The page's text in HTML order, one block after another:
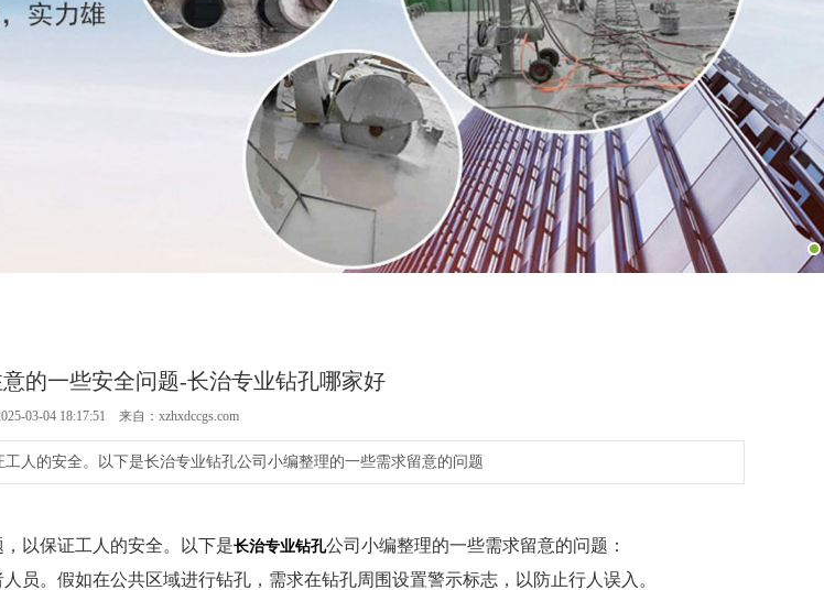
的一些安全问题-长治专业钻孔哪家好
03-04 18:17:51 来自：xzhxdccgs.com
人的安全。以下是长治专业钻孔公司小编整理的一些需求留意的问题
以保证工人的安全。以下是长治专业钻孔公司小编整理的一些需求留意的问题：
。假如在公共区域进行钻孔，需求在钻孔周围设置警示标志，以防止行人误入。